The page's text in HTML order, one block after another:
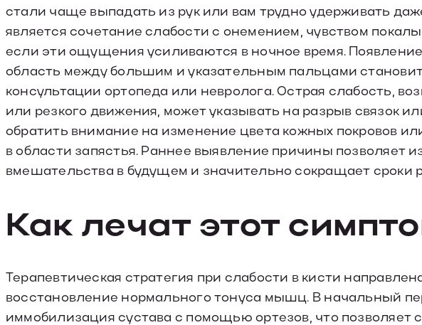
стали чаще выпадать из рук или вам трудно удерживать
является сочетание слабости с онемением, чувством
если эти ощущения усиливаются в ночное время.
область между большим и указательным пальцами
консультации ортопеда или невролога. Острая слабость,
или резкого движения, может указывать на разрыв связок
обратить внимание на изменение цвета кожных покровов
в области запястья. Раннее выявление причины позволяет
вмешательства в будущем и значительно сокращает сроки
Как лечат этот
Терапевтическая стратегия при слабости в кисти
восстановление нормального тонуса мышц. В начальный
иммобилизация сустава с помощью ортезов, что позволяет